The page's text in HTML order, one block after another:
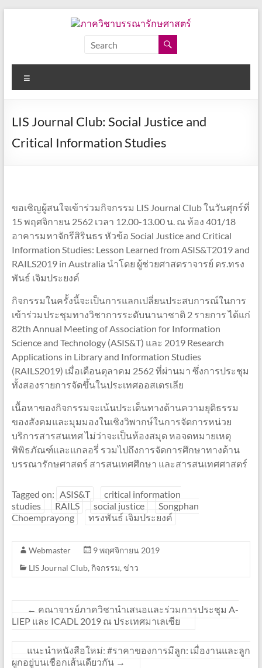
วิชา
บรรณารักษศาสตร์
อักษร
ศาสตร์
LIS Journal Club: Social Justice and
Critical Information Studies
ขอเชิญผู้สนใจเข้าร่วมกิจกรรม LIS Journal Club ในวันศุกร์ที่
15 พฤศจิกายน 2562 เวลา 12.00-13.00 น. ณ ห้อง 401/18
อาคารมหาจักรีสิรินธร หัวข้อ Social Justice and Critical
Information Studies: Lesson Learned from ASIS&T2019 and
RAILS2019 in Australia นำโดย ผู้ช่วยศาสตราจารย์ ดร.ทรง
พันธ์ เจิมประยงค์
กิจกรรมในครั้งนี้จะเป็นการแลกเปลี่ยนประสบการณ์ในการ
เข้าร่วมประชุมทางวิชาการระดับนานาชาติ 2 รายการ ได้แก่
82th Annual Meeting of Association for Information
Science and Technology (ASIS&T) และ 2019 Research
Applications in Library and Information Studies
(RAILS2019) เมื่อเดือนตุลาคม 2562 ที่ผ่านมา ซึ่งการประชุม
ทั้งสองรายการจัดขึ้นในประเทศออสเตรเลีย
เนื้อหาของกิจกรรมจะเน้นประเด็นทางด้านความยุติธรรม
ของสังคมและมุมมองในเชิงวิพากษ์ในการจัดการหน่วย
บริการสารสนเทศ ไม่ว่าจะเป็นห้องสมุด หอจดหมายเหตุ
พิพิธภัณฑ์และแกลอรี่ รวมไปถึงการจัดการศึกษาทางด้าน
บรรณารักษศาสตร์ สารสนเทศศึกษา และสารสนเทศศาสตร์
Tagged on: ASIS&T
critical information
studies
RAILS ​social justice
Songphan
Choemprayong
ทรงพันธ์ เจิมประยงค์
Webmaster
9 พฤศจิกายน 2019
LIS Journal Club, กิจกรรม, ข่าว
← คณาจารย์ภาควิชานำเสนอและร่วมการประชุม A-
LIEP และ ICADL 2019 ณ ประเทศมาเลเซีย
แนะนำหนังสือใหม่: #ราคาของการมีลูก: เมื่องานและลูก
ผูกอยู่บนเชือกเส้นเดียวกัน →